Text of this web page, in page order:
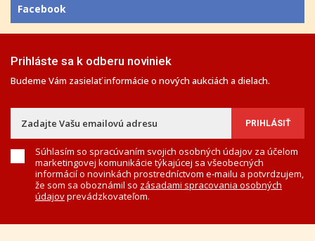
Facebook
Prihláste sa k odberu noviniek
Budeme Vám zasielať informácie o nových aukciách a dielach.
Súhlasím so spracúvaním svojich osobných údajov za účelom
marketingovej komunikácie týkajúcej sa všeobecných
informácií o novinkách prostredníctvom e-mailu a potvrdzujem,
že som sa oboznámil so zásadami spracovania osobných
údajovprevádzkovateľom.